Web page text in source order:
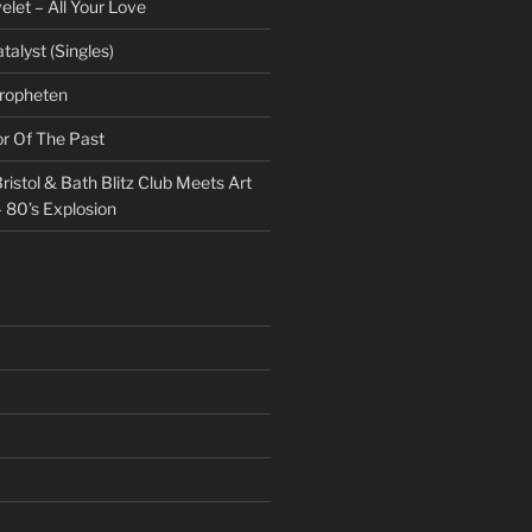
– All Your Love
(Singles)
Of The Past
& Bath Blitz Club Meets Art
Explosion